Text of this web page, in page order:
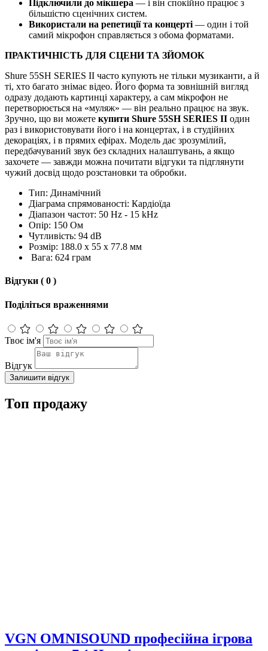
Підключили до мікшера — і він спокійно працює з
більшістю сценічних систем.
Використали на репетиції та концерті — один і той
самий мікрофон справляється з обома форматами.
ПРАКТИЧНІСТЬ ДЛЯ СЦЕНИ ТА ЗЙОМОК
Shure 55SH SERIES II часто купують не тільки музиканти, а й
ті, хто багато знімає відео. Його форма та зовнішній вигляд
одразу додають картинці характеру, а сам мікрофон не
перетворюється на «муляж» — він реально працює на звук.
Зручно, що ви можете купити Shure 55SH SERIES II один
раз і використовувати його і на концертах, і в студійних
декораціях, і в прямих ефірах. Модель дає зрозумілий,
передбачуваний звук без складних налаштувань, а якщо
захочете — завжди можна почитати відгуки та підглянути
чужий досвід щодо розстановки та обробки.
Тип: Динамічний
Діаграма спрямованості: Кардіоїда
Діапазон частот: 50 Hz - 15 kHz
Опір: 150 Ом
Чутливість: 94 dB
Розмір: 188.0 х 55 х 77.8 мм
Вага: 624 грам
Відгуки ( 0 )
Поділіться враженнями
Твоє ім'я
Відгук
Залишити відгук
Топ продажу
VGN OMNISOUND професійна ігрова